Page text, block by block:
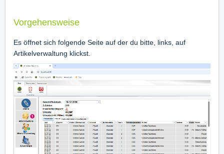
Vorgehensweise
Es öffnet sich folgende Seite auf der du bitte, links, auf
Artikelverwaltung klickst.